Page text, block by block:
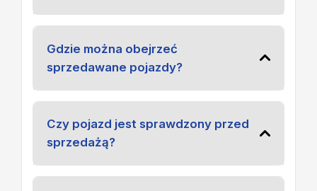
Gdzie można obejrzeć
sprzedawane pojazdy?
Czy pojazd jest sprawdzony przed
sprzedażą?